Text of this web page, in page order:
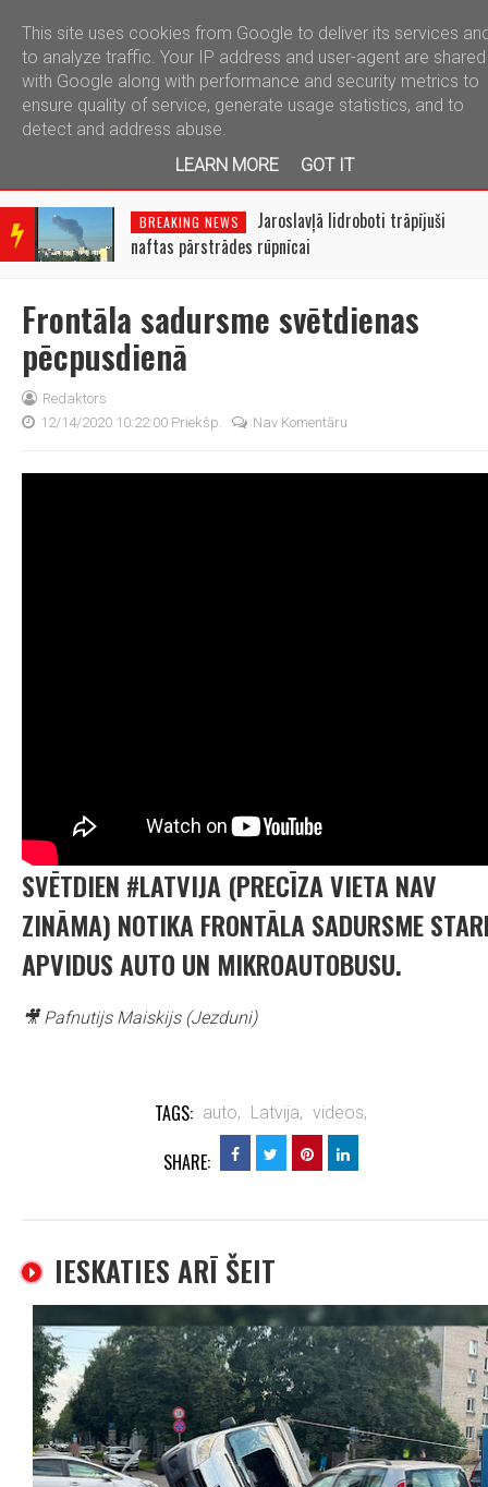
telegram
BRE
AKIN
NEW
BREAKING NEWS
Jaroslavļā lidroboti trāpījuši
naftas pārstrādes rūpnīcai
Frontāla sadursme svētdienas
pēcpusdienā
Redaktors
12/14/2020 10:22:00 Priekšp.
Nav Komentāru
SVĒTDIEN #LATVIJA (PRECĪZA VIETA NAV
ZINĀMA) NOTIKA FRONTĀLA SADURSME
APVIDUS AUTO UN MIKROAUTOBUSU.
🎥 Pafnutijs Maiskijs (Jezduni)
TAGS: auto, Latvija, videos,
SHARE:
IESKATIES ARĪ ŠEIT
This site uses cookies from Google to deliver its services
to analyze traffic. Your IP address and user-agent are shared
with Google along with performance and security metrics to
ensure quality of service, generate usage statistics, and to
detect and address abuse.
LEARN MORE
GOT IT